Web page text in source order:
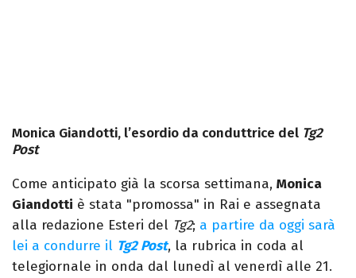
Monica Giandotti, l’esordio da conduttrice del Tg2
Post
Come anticipato già la scorsa settimana, Monica
Giandotti è stata "promossa" in Rai e assegnata
alla redazione Esteri del Tg2; a partire da oggi sarà
lei a condurre il Tg2 Post, la rubrica in coda al
telegiornale in onda dal lunedì al venerdì alle 21.